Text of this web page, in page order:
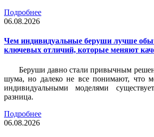
Подробнее
06.08.2026
Чем индивидуальные беруши лучше
ключевых отличий, которые меняют
Беруши давно стали привычным
шума, но далеко не все понимают, что
индивидуальными моделями
разница.
Подробнее
06.08.2026